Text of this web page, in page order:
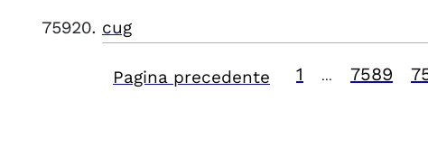
cug
Pagina precedente 1 7589